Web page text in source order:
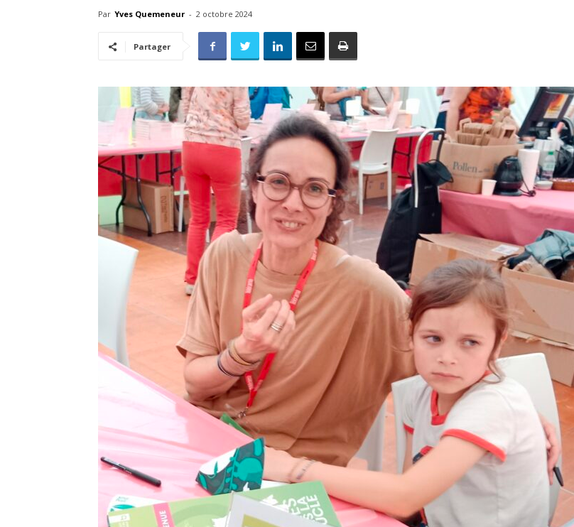
l'info
locale
–
Hebdo25
Par Yves Quemeneur - 2 octobre 2024
Partager